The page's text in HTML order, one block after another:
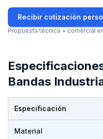
Recibir cotización
Propuesta técnica + comercial
Bandas
Especificación
Material